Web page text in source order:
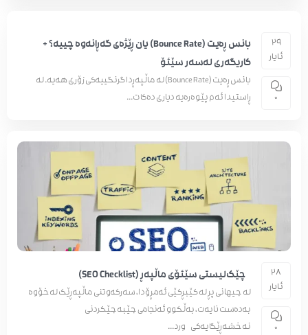
29
ئایار
0
بانس ڕەیت (Bounce Rate) یان ڕێژەی گەڕانەوە چییە؟ +
کاریگەری لەسەر سێئۆ
بانس ڕەیت (Bounce Rate) لە ماڵپەڕدا گرنگییەکی زۆری هەیە. لە
ڕاستیدا ئەم پێوەرەیە دیاری دەکات...
28
ئایار
0
چێک‌لیستی سێئۆی ماڵپەڕ (SEO Checklist)
لە جیهانی پڕ لە کێبڕکێی ئەمڕۆدا، سەرکەوتنی ماڵپەڕێک لەخۆوە
بەدەست نایەت، بەڵکوو ئەنجامی جێبەجێکردنی
نەخشەڕێگایەکی ورد...